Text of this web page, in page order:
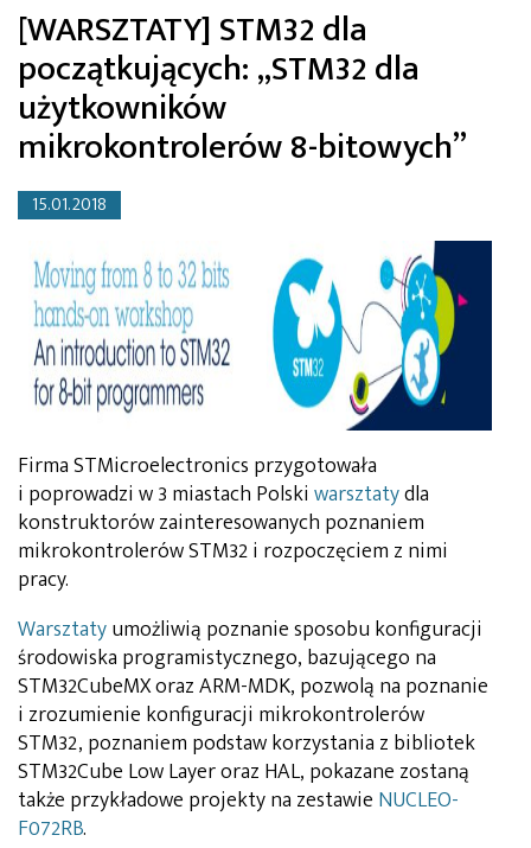
[WARSZTATY] STM32 dla
początkujących: „STM32 dla
użytkowników
mikrokontrolerów 8-bitowych”
15.01.2018
Firma STMicroelectronics przygotowała
i poprowadzi w 3 miastach Polski warsztatydla
konstruktorów zainteresowanych poznaniem
mikrokontrolerów STM32 i rozpoczęciem z nimi
pracy.
Warsztatyumożliwią poznanie sposobu konfiguracji
środowiska programistycznego, bazującego na
STM32CubeMX oraz ARM-MDK, pozwolą na poznanie
i zrozumienie konfiguracji mikrokontrolerów
STM32, poznaniem podstaw korzystania z bibliotek
STM32Cube Low Layer oraz HAL, pokazane zostaną
także przykładowe projekty na zestawie NUCLEO-
F072RB.